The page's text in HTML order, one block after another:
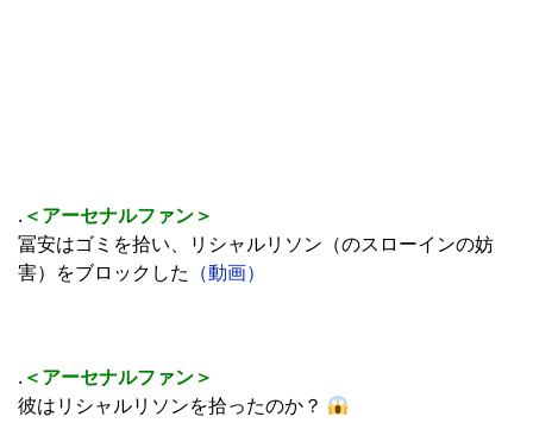
. ＜アーセナルファン＞
冨安はゴミを拾い、リシャルリソン（のスローインの妨
害）をブロックした
（動画）
. ＜アーセナルファン＞
彼はリシャルリソンを拾ったのか？